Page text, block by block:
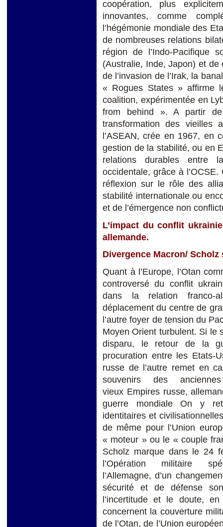
coopération, plus
innovantes, comme
l’hégémonie mondiale des
de nombreuses relations
région de l’Indo-Pacifique
(Australie, Inde, Japon) et
de l’invasion de l’Irak, la
« Rogues States » affirme
coalition, expérimentée en
from behind ». A partir
transformation des vieilles
l’ASEAN, crée en 1967, en
gestion de la stabilité, ou en
relations durables entre
occidentale, grâce à
réflexion sur le rôle des
stabilité internationale ou
et de l’émergence non
L’impact du conflit
allemande.
Divergence Macron/ Scholz
Quant à l’Europe, l’Otan
controversé du conflit
dans la relation franco-
déplacement du centre de
l’autre foyer de tension du
Moyen Orient turbulent. Si le
disparu, le retour de la
procuration entre les Etats-
russe de l’autre remet en
souvenirs des
vieux Empires russe,
guerre mondiale On y
identitaires et
de même pour l’Union
« moteur » ou le « couple
Scholz marque dans le 24
l’Opération militaire
l’Allemagne, d’un
sécurité et de défense
l’incertitude et le doute,
concernent la couverture
de l’Otan, de l’Union